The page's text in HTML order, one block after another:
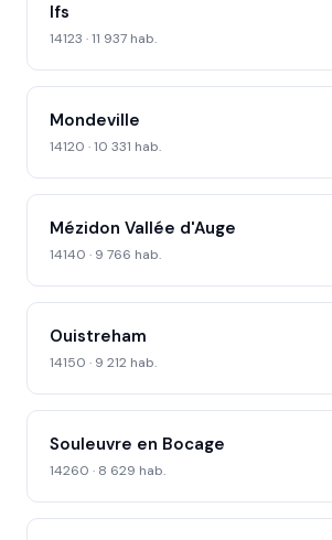
Ifs
14123 · 11 937 hab.
Mondeville
14120 · 10 331 hab.
Mézidon Vallée d'Auge
14140 · 9 766 hab.
Ouistreham
14150 · 9 212 hab.
Souleuvre en Bocage
14260 · 8 629 hab.